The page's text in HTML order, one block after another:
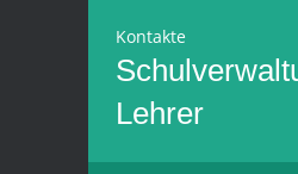
Kontakte
Lehrer